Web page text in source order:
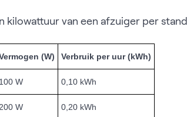
kilowattuur van een afzuiger per stand
(W) Verbruik per uur (kWh)
100 W 0,10 kWh
W 0,20 kWh